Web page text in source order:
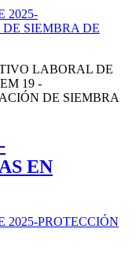
2025-
SIEMBRA DE
LABORAL DE
19 -
DE SIEMBRA
EN
2025-PROTECCIÓN